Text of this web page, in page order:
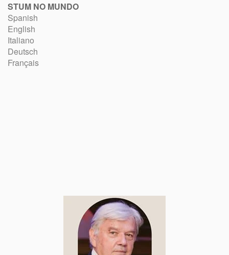
STUM NO MUNDO
Spanish
English
Italiano
Deutsch
Français